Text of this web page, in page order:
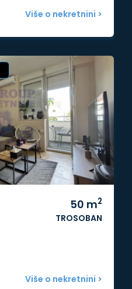
Više o nekretnini >
50 m2
TROSOBAN
Više o nekretnini >